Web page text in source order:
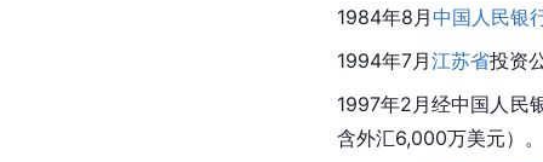
1984年8月中国人民银
1994年7月江苏省投资
1997年2月经中国人民
含外汇6,000万美元）。